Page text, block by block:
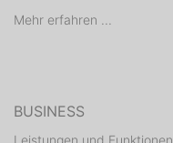
Mehr erfahren ...
BUSINESS